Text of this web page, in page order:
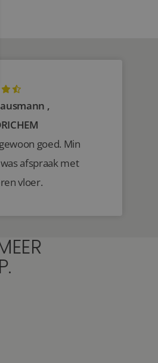
,
goed. Min
afspraak met
vloer.